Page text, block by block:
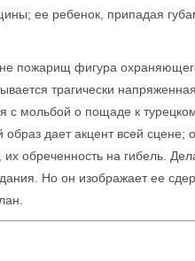
ее ребенок, припадая
пожарищ фигура
трагически
с мольбой о пощаде к
дает акцент всей сцене;
их обреченность на гибель.
Но он изображает ее